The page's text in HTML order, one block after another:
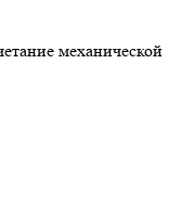
механической